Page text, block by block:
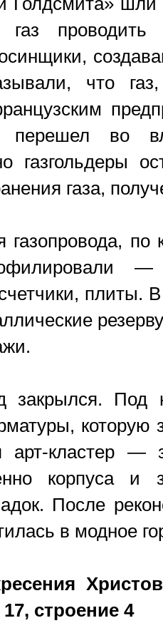
газ
что
перешел во
газгольдеры
газа,
газопровода,
—
плиты.
закрылся. Под
которую
арт-кластер —
корпуса и
После
в модное
строение 4